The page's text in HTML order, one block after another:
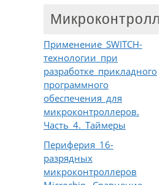
Применение SWITCH-
технологии при
разработке прикладного
программного
обеспечения для
микроконтроллеров.
Часть 4. Таймеры
Периферия 16-
разрядных
микроконтроллеров